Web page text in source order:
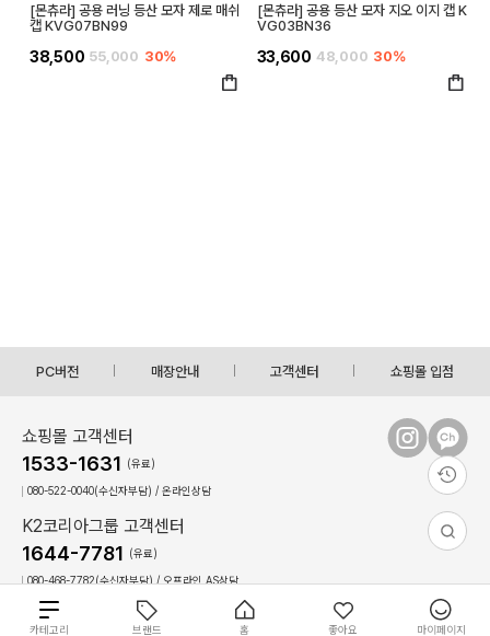
[몬츄라] 공용 러닝 등산 모자 제로 매쉬
캡 KVG07BN99
38,500 55,000 30%
[몬츄라] 공용 등산 모자 지오 이지 캡 K
VG03BN36
33,600 48,000 30%
PC버전 매장안내 고객센터 쇼핑몰 입점
쇼핑몰 고객센터
1533-1631 (유료)
080-522-0040(수신자부담) / 온라인상담
K2코리아그룹 고객센터
1644-7781 (유료)
080-468-7782(수신자부담) / 오프라인,AS상담
상담시간 : 09:00 ~ 17:30(토,일, 공휴일 휴무)
점심시간 : 12:30 ~ 13:30(상담불가)
카테고리 브랜드 홈 좋아요 마이페이지